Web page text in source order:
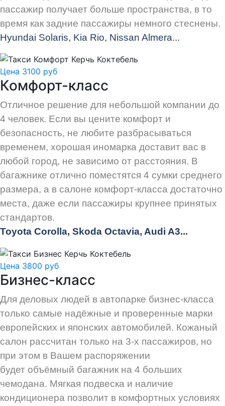
пассажир получает больше пространства, в то
время как задние пассажиры немного стеснены.
Hyundai Solaris, Kia Rio, Nissan Almera...
Цена 3100 руб
Комфорт-класс
Отличное решение для небольшой компании до
4 человек. Если вы цените комфорт и
безопасность, не любите разбрасываться
временем, хорошая иномарка доставит вас в
любой город, не зависимо от расстояния. В
багажнике отлично поместятся 4 сумки среднего
размера, а в салоне комфорт-класса достаточно
места, даже если пассажиры крупнее принятых
стандартов.
Toyota Corolla, Skoda Octavia, Audi A3...
Цена 3800 руб
Бизнес-класс
Для деловых людей в автопарке бизнес-класса
только самые надёжные и проверенные марки
европейских и японских автомобилей. Кожаный
салон рассчитан только на 3-х пассажиров, но
при этом в Вашем распоряжении
будет объёмный багажник на 4 больших
чемодана. Мягкая подвеска и наличие
кондиционера позволит в комфортных условиях